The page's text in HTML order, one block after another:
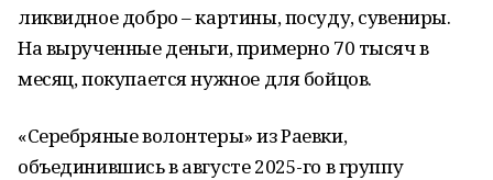
ликвидное добро – картины, посуду, сувениры.
На вырученные деньги, примерно 70 тысяч в
месяц, покупается нужное для бойцов.
«Серебряные волонтеры» из Раевки,
объединившись в августе 2025-го в группу